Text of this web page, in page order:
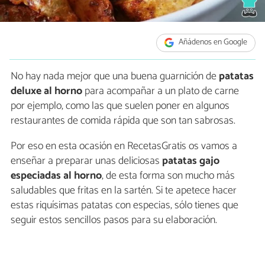
Añádenos en Google
No hay nada mejor que una buena guarnición depatatas
deluxe al hornopara acompañar a un plato de carne
por ejemplo, como las que suelen poner en algunos
restaurantes de comida rápida que son tan sabrosas.
Por eso en esta ocasión en RecetasGratis os vamos a
enseñar a preparar unas deliciosas patatas gajo
especiadas al horno, de esta forma son mucho más
saludables que fritas en la sartén. Si te apetece hacer
estas riquísimas patatas con especias, sólo tienes que
seguir estos sencillos pasos para su elaboración.